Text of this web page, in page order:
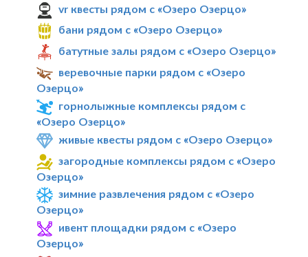
vr квесты рядом с «Озеро Озерцо»
бани рядом с «Озеро Озерцо»
батутные залы рядом с «Озеро Озерцо»
веревочные парки рядом с «Озеро
Озерцо»
горнолыжные комплексы рядом с
«Озеро Озерцо»
живые квесты рядом с «Озеро Озерцо»
загородные комплексы рядом с «Озеро
Озерцо»
зимние развлечения рядом с «Озеро
Озерцо»
ивент площадки рядом с «Озеро
Озерцо»